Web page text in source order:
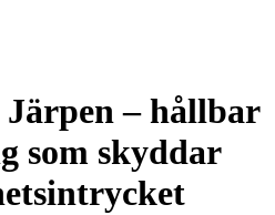
– hållbar
som skyddar